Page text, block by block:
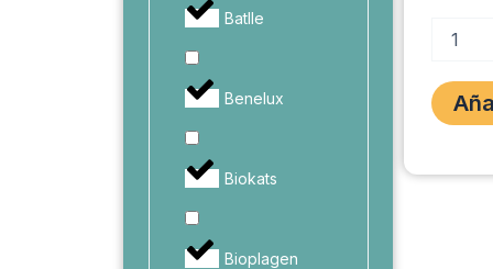
Batlle
Benelux
Biokats
Bioplagen
cantidad